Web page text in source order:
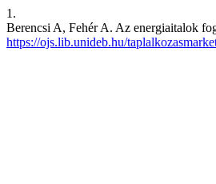
1.
Berencsi A, Fehér A. Az energiaitalok
https://ojs.lib.unideb.hu/